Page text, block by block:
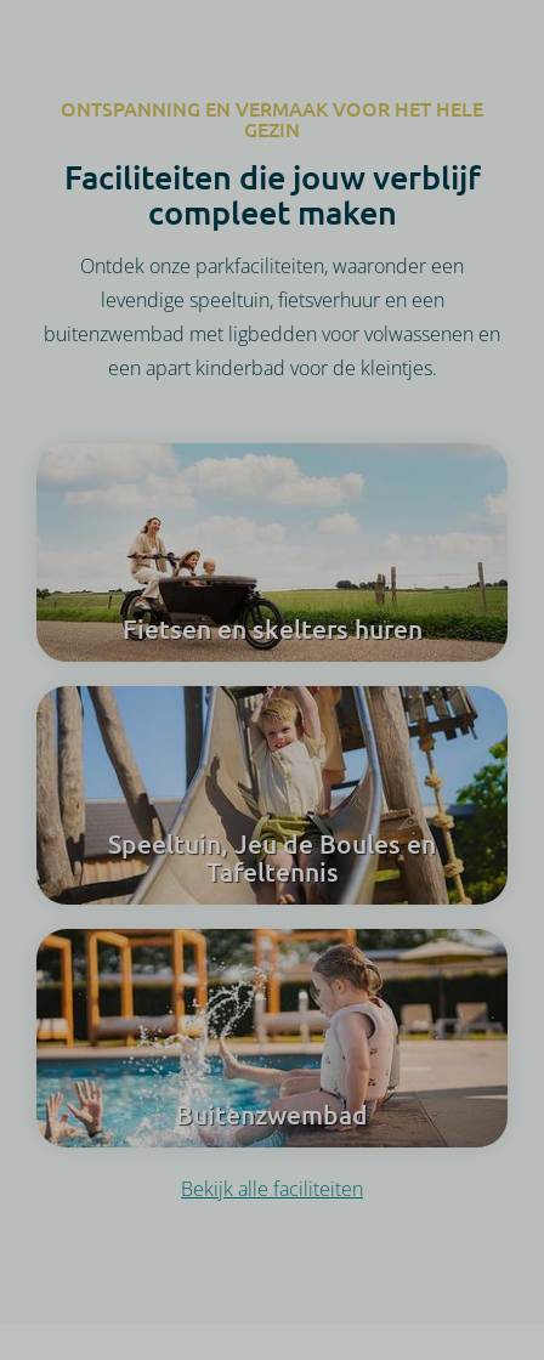
ONTSPANNING EN VERMAAK VOOR HET HELE
GEZIN
Faciliteiten die jouw verblijf
compleet maken
Ontdek onze parkfaciliteiten, waaronder een
levendige speeltuin, fietsverhuur en een
buitenzwembad met ligbedden voor volwassenen en
een apart kinderbad voor de kleintjes.
Fietsen en skelters huren
Speeltuin, Jeu de Boules en
Tafeltennis
Buitenzwembad
Bekijk alle faciliteiten